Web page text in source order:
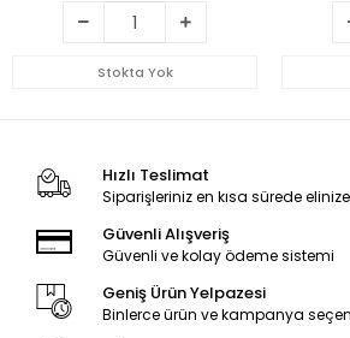
Stokta Yok
Hızlı Teslimat
Siparişleriniz en kısa sürede elinize
Güvenli Alışveriş
Güvenli ve kolay ödeme sistemi
Geniş Ürün Yelpazesi
Binlerce ürün ve kampanya